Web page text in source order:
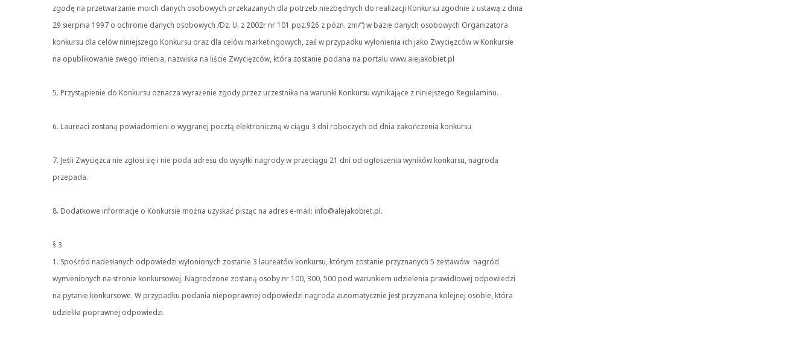
zgodę na przetwarzanie moich danych osobowych przekazanych dla potrzeb niezbędnych do realizacji Konkursu zgodnie z ustawą z dnia
29 sierpnia 1997 o ochronie danych osobowych /Dz. U. z 2002r nr 101 poz.926 z pózn. zm/”) w bazie danych osobowych Organizatora
konkursu dla celów niniejszego Konkursu oraz dla celów marketingowych, zaś w przypadku wyłonienia ich jako Zwycięzców w Konkursie
na opublikowanie swego imienia, nazwiska na liście Zwycięzców, która zostanie podana na portalu www.alejakobiet.pl
5. Przystąpienie do Konkursu oznacza wyrażenie zgody przez uczestnika na warunki Konkursu wynikające z niniejszego Regulaminu.
6. Laureaci zostaną powiadomieni o wygranej pocztą elektroniczną w ciągu 3 dni roboczych od dnia zakończenia konkursu
7. Jeśli Zwycięzca nie zgłosi się i nie poda adresu do wysyłki nagrody w przeciągu 21 dni od ogłoszenia wyników konkursu, nagroda
przepada.
8. Dodatkowe informacje o Konkursie można uzyskać pisząc na adres e-mail: info@alejakobiet.pl.
§ 3
1. Spośród nadesłanych odpowiedzi wyłonionych zostanie 3 laureatów konkursu, którym zostanie przyznanych 5 zestawów nagród
wymienionych na stronie konkursowej. Nagrodzone zostaną osoby nr 100, 300, 500 pod warunkiem udzielenia prawidłowej odpowiedzi
na pytanie konkursowe. W przypadku podania niepoprawnej odpowiedzi nagroda automatycznie jest przyznana kolejnej osobie, która
udzieliła poprawnej odpowiedzi.